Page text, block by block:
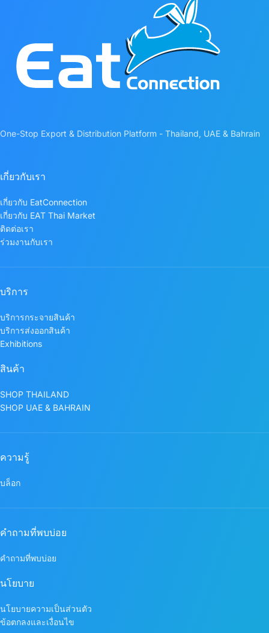
One-Stop Export & Distribution Platform - Thailand, UAE & Bahrain
เกี่ยวกับเรา
เกี่ยวกับ EatConnection
เกี่ยวกับ EAT Thai Market
ติดต่อเรา
ร่วมงานกับเรา
บริการ
บริการกระจายสินค้า
บริการส่งออกสินค้า
Exhibitions
สินค้า
SHOP THAILAND
SHOP UAE & BAHRAIN
ความรู้
บล็อก
คำถามที่พบบ่อย
คำถามที่พบบ่อย
นโยบาย
นโยบายความเป็นส่วนตัว
ข้อตกลงและเงื่อนไข